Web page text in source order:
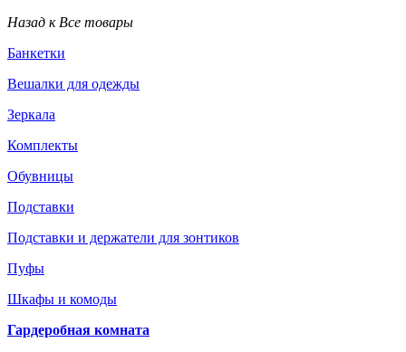
Назад к Все товары
Банкетки
Вешалки для одежды
Зеркала
Комплекты
Обувницы
Подставки
Подставки и держатели для зонтиков
Пуфы
Шкафы и комоды
Гардеробная комната